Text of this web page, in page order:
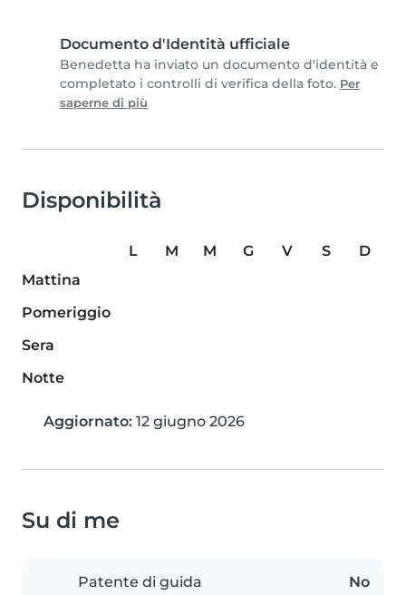
Documento d'Identità ufficiale
Benedetta ha inviato un documento d'identità e
completato i controlli di verifica della foto. Per
saperne di più
Disponibilità
L M M G V S
D
Mattina
Pomeriggio
Sera
Notte
Aggiornato: 12 giugno 2026
Su di me
Patente di guida No